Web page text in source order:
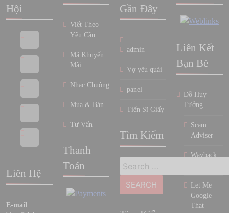
Hội
Liên Hệ
E-mail
Viết Theo
Yêu Cầu
Mã Khuyến
Mãi
Nhạc Chuông
Mua & Bán
Tư Vấn
Thanh
Toán
Gần Đây
admin
Vợ yêu quái
panel
Tiến Sĩ Giấy
Tìm Kiếm
Search
for:
Liên Kết
Bạn Bè
Đỗ Huy
Tưởng
Scam
Adviser
Wayback
Let Me
Google
That